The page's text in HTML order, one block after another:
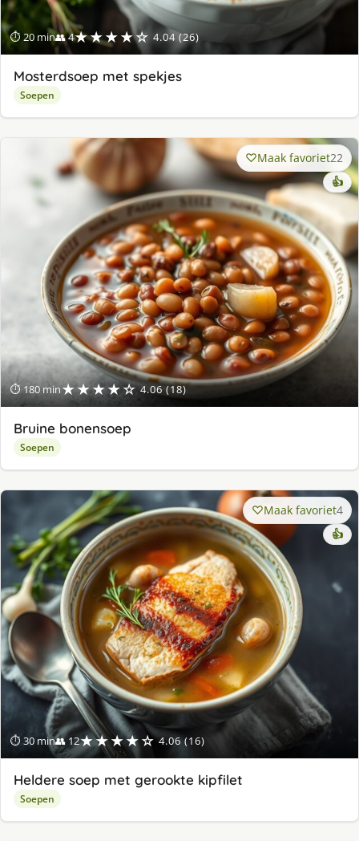
⏱ 20 min👥 4★★★★☆ 4.04 (26)
Mosterdsoep met spekjes
Soepen
⏱ 180 min★★★★☆ 4.06 (18)
Maak favoriet22
👍
Bruine bonensoep
Soepen
⏱ 30 min👥 12★★★★☆ 4.06 (16)
Maak favoriet4
👍
Heldere soep met gerookte kipfilet
Soepen